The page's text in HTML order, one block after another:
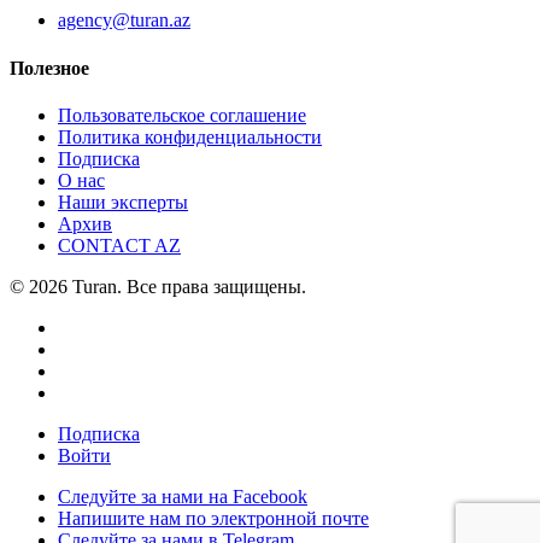
agency@turan.az
Полезное
Пользовательское соглашение
Политика конфиденциальности
Подписка
О нас
Наши эксперты
Архив
CONTACT AZ
© 2026 Turan. Все права защищены.
Подписка
Войти
Следуйте за нами на Facebook
Напишите нам по электронной почте